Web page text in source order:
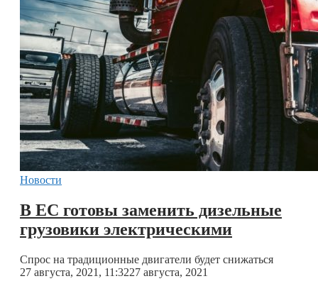
Новости
В ЕС готовы заменить дизельные
грузовики электрическими
Спрос на традиционные двигатели будет снижаться
27 августа, 2021, 11:3227 августа, 2021